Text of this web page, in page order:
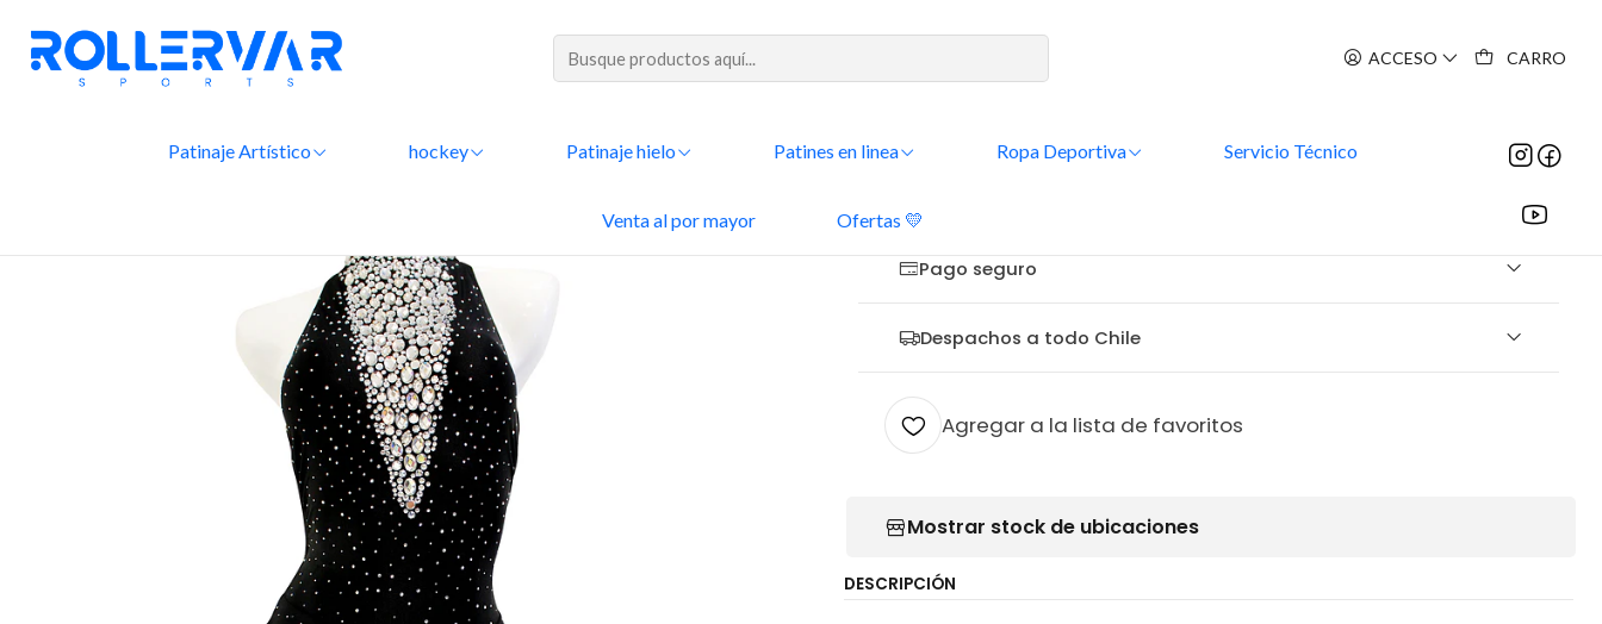
ACCESO CARRO
Patinaje Artístico hockey Patinaje hielo Patines en linea Ropa Deportiva Servicio Técnico
Venta al por mayor Ofertas 💛
Ropa Deportiva Malla Premium Destello de cristal
|
Pago seguro
Despachos a todo Chile
Agregar a la lista de favoritos
Mostrar stock de ubicaciones
DESCRIPCIÓN